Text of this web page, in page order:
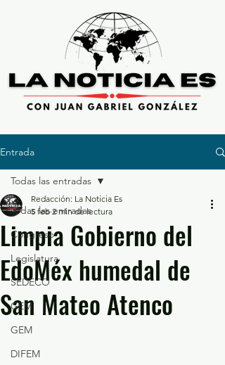
Entrada
Todas las entradas
Congreso
Legislatura
SEDECO
GEM
GEM
DIFEM
Todas las entradas
Limpia Gobierno del
EdoMéx humedal de
San Mateo Atenco
Redacción: La Noticia Es
5 feb 2 min de lectura